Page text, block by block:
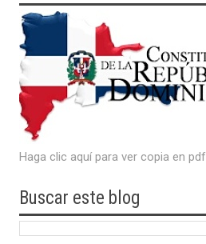
Haga clic aquí para ver copia en pdf
Buscar este blog